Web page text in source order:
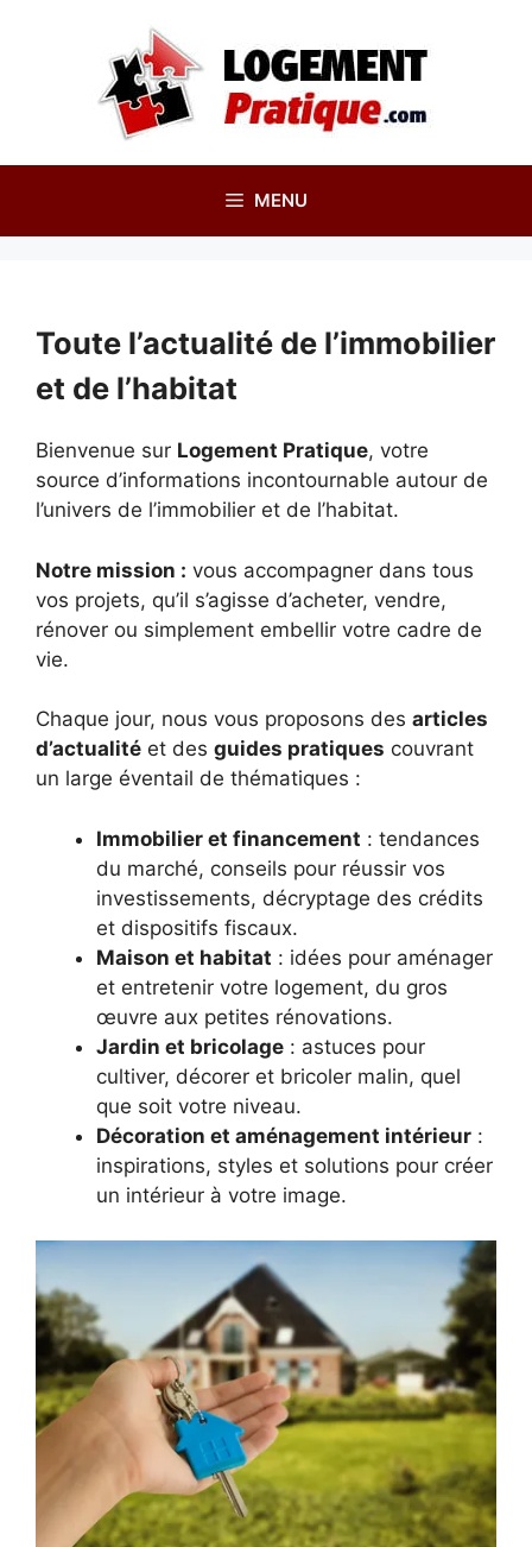
MENU
Toute l’actualité de l’immobilier
et de l’habitat
Bienvenue sur Logement Pratique, votre
source d’informations incontournable autour de
l’univers de l’immobilier et de l’habitat.
Notre mission : vous accompagner dans tous
vos projets, qu’il s’agisse d’acheter, vendre,
rénover ou simplement embellir votre cadre de
vie.
Chaque jour, nous vous proposons des articles
d’actualité et des guides pratiques couvrant
un large éventail de thématiques :
Immobilier et financement : tendances
du marché, conseils pour réussir vos
investissements, décryptage des crédits
et dispositifs fiscaux.
Maison et habitat : idées pour aménager
et entretenir votre logement, du gros
œuvre aux petites rénovations.
Jardin et bricolage : astuces pour
cultiver, décorer et bricoler malin, quel
que soit votre niveau.
Décoration et aménagement intérieur :
inspirations, styles et solutions pour créer
un intérieur à votre image.